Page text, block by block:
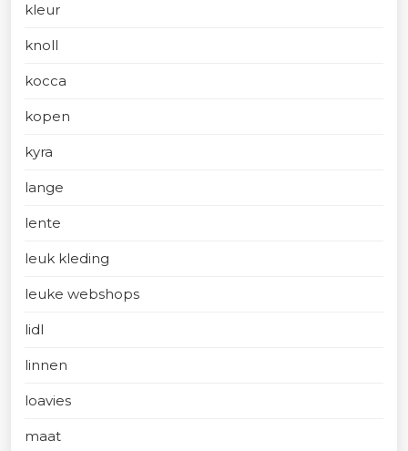
kleur
knoll
kocca
kopen
kyra
lange
lente
leuk kleding
leuke webshops
lidl
linnen
loavies
maat